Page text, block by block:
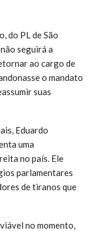
do PL de São
seguirá a
ao cargo de
o mandato
suas
Eduardo
uma
no país. Ele
parlamentares
de tiranos que
no momento,